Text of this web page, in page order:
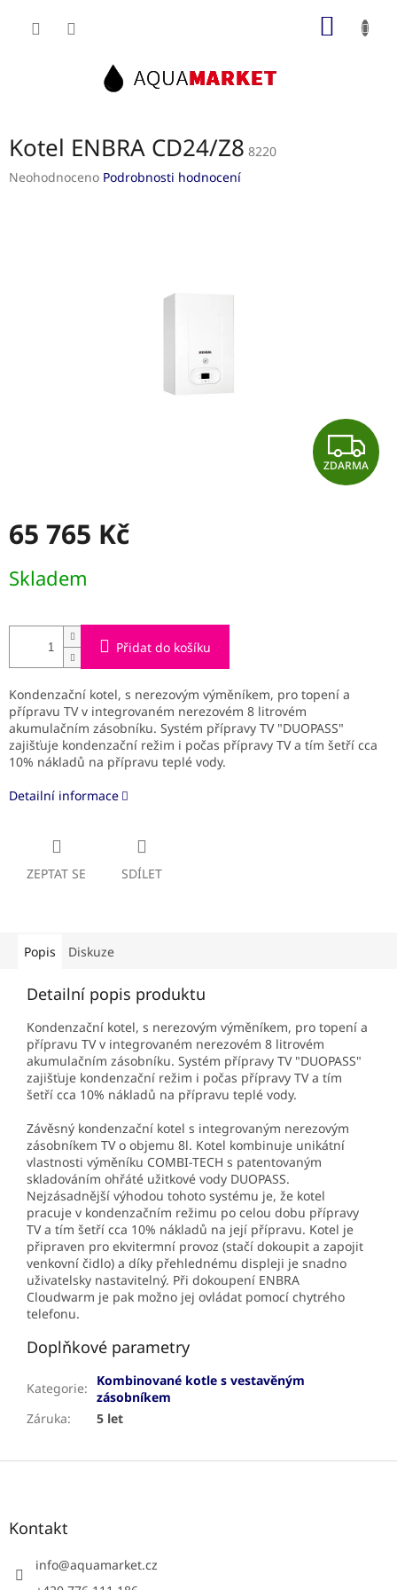
Kotel ENBRA CD24/Z8 8220
Průměrné
Neohodnoceno Podrobnosti hodnocení
Z
D
ZDARMA
65 765 Kč
cena:
Skladem
Přidat do košíku
Kondenzační kotel, s nerezovým výměníkem, pro topení a
přípravu TV v integrovaném nerezovém 8 litrovém
akumulačním zásobníku. Systém přípravy TV "DUOPASS"
zajišťuje kondenzační režim i počas přípravy TV a tím šetří cca
10% nákladů na přípravu teplé vody.
Detailní informace
ZEPTAT SE SDÍLET
Popis Diskuze
Detailní popis produktu
Kondenzační kotel, s nerezovým výměníkem, pro topení a
přípravu TV v integrovaném nerezovém 8 litrovém
akumulačním zásobníku. Systém přípravy TV "DUOPASS"
zajišťuje kondenzační režim i počas přípravy TV a tím
šetří cca 10% nákladů na přípravu teplé vody.
Závěsný kondenzační kotel s integrovaným nerezovým
zásobníkem TV o objemu 8l. Kotel kombinuje unikátní
vlastnosti výměníku COMBI-TECH s patentovaným
skladováním ohřáté užitkové vody DUOPASS.
Nejzásadnější výhodou tohoto systému je, že kotel
pracuje v kondenzačním režimu po celou dobu přípravy
TV a tím šetří cca 10% nákladů na její přípravu. Kotel je
připraven pro ekvitermní provoz (stačí dokoupit a zapojit
venkovní čidlo) a díky přehlednému displeji je snadno
uživatelsky nastavitelný. Při dokoupení ENBRA
Cloudwarm je pak možno jej ovládat pomocí chytrého
telefonu.
Doplňkové parametry
Kategorie:
Kombinované kotle s vestavěným
zásobníkem
Záruka: 5 let
Z
Kontakt
info@aquamarket.cz